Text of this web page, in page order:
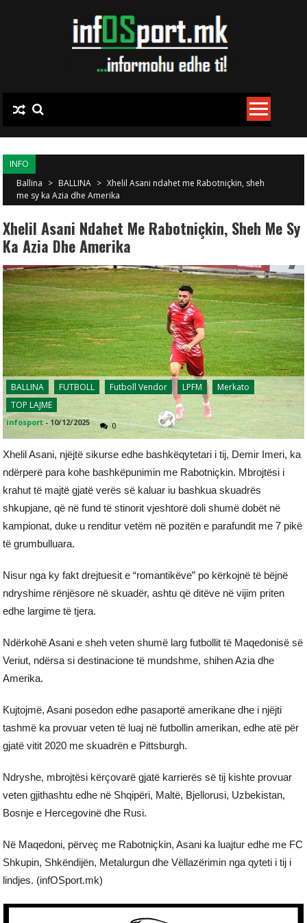
INFO
Ballina > BALLINA > Xhelil Asani ndahet me Rabotniçkin, sheh
me sy ka Azia dhe Amerika
Xhelil Asani Ndahet Me Rabotniçkin, Sheh Me Sy
Ka Azia Dhe Amerika
BALLINA FUTBOLL Futboll Vendor LPFM
Merkato
TOP LAJME
infosport -10/12/2025 0
Xhelil Asani, njëjtë sikurse edhe bashkëqytetari i tij, Demir Imeri, ka
ndërperë para kohe bashkëpunimin me Rabotniçkin. Mbrojtësi i
krahut të majtë gjatë verës së kaluar iu bashkua skuadrës
shkupjane, që në fund të stinorit vjeshtorë doli shumë dobët në
kampionat, duke u renditur vetëm në pozitën e parafundit me 7 pikë
të grumbulluara.
Nisur nga ky fakt drejtuesit e “romantikëve” po kërkojnë të bëjnë
ndryshime rënjësore në skuadër, ashtu që ditëve në vijim priten
edhe largime të tjera.
Ndërkohë Asani e sheh veten shumë larg futbollit të Maqedonisë së
Veriut, ndërsa si destinacione të mundshme, shihen Azia dhe
Amerika.
Kujtojmë, Asani posedon edhe pasaportë amerikane dhe i njëjti
tashmë ka provuar veten të luaj në futbollin amerikan, edhe atë për
gjatë vitit 2020 me skuadrën e Pittsburgh.
Ndryshe, mbrojtësi kërçovarë gjatë karrierës së tij kishte provuar
veten gjithashtu edhe në Shqipëri, Maltë, Bjellorusi, Uzbekistan,
Bosnje e Hercegovinë dhe Rusi.
Në Maqedoni, përveç me Rabotniçkin, Asani ka luajtur edhe me FC
Shkupin, Shkëndijën, Metalurgun dhe Vëllazërimin nga qyteti i tij i
lindjes. (infOSport.mk)